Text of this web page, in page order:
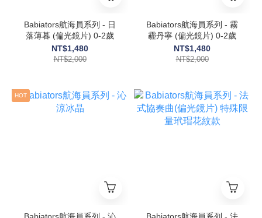
Babiators航海員系列 - ⽇
落薄暮 (偏光鏡片) 0-2歲
NT$1,480
NT$2,000
Babiators航海員系列 - 霧
霾丹寧 (偏光鏡片) 0-2歲
NT$1,480
NT$2,000
HOT
Babiators航海員系列 - 沁
Babiators航海員系列 - 法